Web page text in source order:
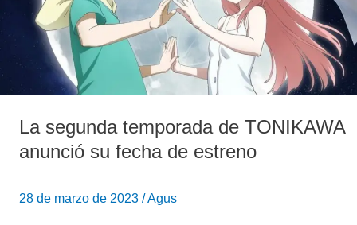
La segunda temporada de TONIKAWA
anunció su fecha de estreno
28 de marzo de 2023 /Agus
anunció
fecha
estreno